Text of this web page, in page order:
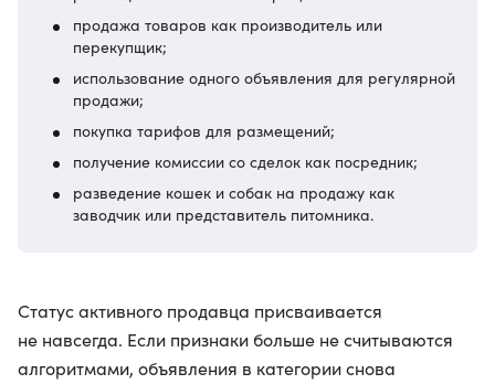
продажа товаров как производитель или
перекупщик;
использование одного объявления для регулярной
продажи;
покупка тарифов для размещений;
получение комиссии со сделок как посредник;
разведение кошек и собак на продажу как
заводчик или представитель питомника.
Статус активного продавца присваивается
не навсегда. Если признаки больше не считываются
алгоритмами, объявления в категории снова